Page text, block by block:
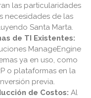
las particularidades
necesidades de las
Santa Marta.
de TI Existentes:
ManageEngine
ya en uso, como
o plataformas en la
previa.
de Costos: Al